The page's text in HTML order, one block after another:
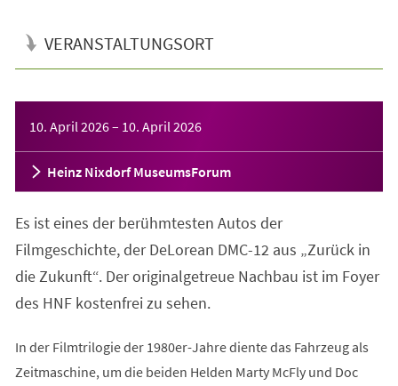
VERANSTALTUNGSORT
10. April 2026– 10. April 2026
Heinz Nixdorf MuseumsForum
Es ist eines der berühmtesten Autos der
Filmgeschichte, der DeLorean DMC-12 aus „Zurück in
die Zukunft“. Der originalgetreue Nachbau ist im Foyer
des HNF kostenfrei zu sehen.
In der Filmtrilogie der 1980er-Jahre diente das Fahrzeug als
Zeitmaschine, um die beiden Helden Marty McFly und Doc